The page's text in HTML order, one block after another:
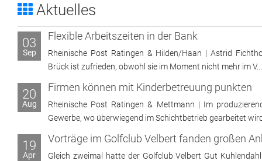
Aktuelles
03
Sep
Flexible Arbeitszeiten in der Bank
Rheinische Post Ratingen & Hilden/Haan | Astrid
Brück ist zufrieden, obwohl sie im Moment nicht mehr im V...
20
Aug
Firmen können mit Kinderbetreuung punkten
Rheinische Post Ratingen & Mettmann | Im
Gewerbe, wo überwiegend im Schichtbetrieb gearbeitet
19
Apr
Gleich zweimal hatte der Golfclub Velbert Gut